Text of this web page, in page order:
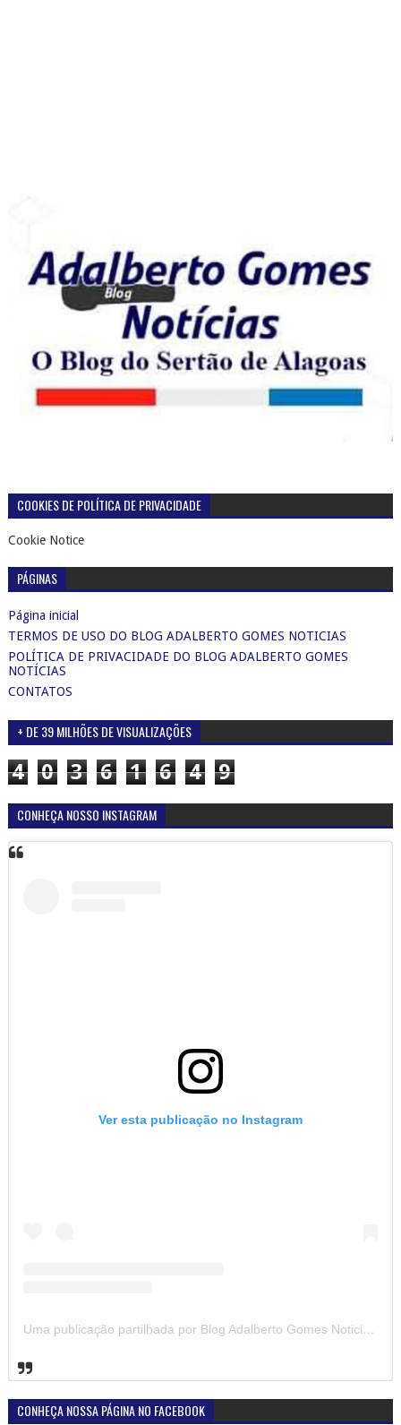
COOKIES DE POLÍTICA DE PRIVACIDADE
Cookie Notice
PÁGINAS
Página inicial
TERMOS DE USO DO BLOG ADALBERTO GOMES NOTICIAS
POLÍTICA DE PRIVACIDADE DO BLOG ADALBERTO GOMES
NOTÍCIAS
CONTATOS
+ DE 39 MILHÕES DE VISUALIZAÇÕES
4 0 3 6 1 6 4 9
CONHEÇA NOSSO INSTAGRAM
Ver esta publicação no Instagram
Uma publicação partilhada por Blog Adalberto Gomes Noticias (@blogadalbertogomesnoticiass)
CONHEÇA NOSSA PÁGINA NO FACEBOOK